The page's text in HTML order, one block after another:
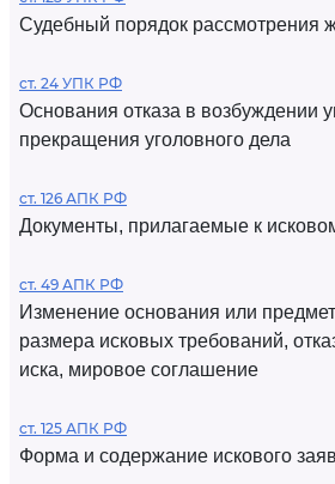
Судебный порядок рассмотрения
ст. 24 УПК РФ
Основания отказа в возбуждении
прекращения уголовного дела
ст. 126 АПК РФ
Документы, прилагаемые к
ст. 49 АПК РФ
Изменение основания или
размера исковых требований,
иска, мировое соглашение
ст. 125 АПК РФ
Форма и содержание искового